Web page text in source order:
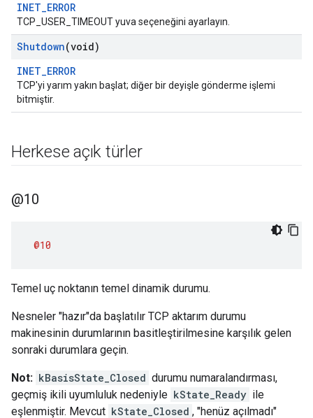
INET_ERROR
TCP_USER_TIMEOUT yuva seçeneğini ayarlayın.
Shutdown(void)
INET_ERROR
TCP'yi yarım yakın başlat; diğer bir deyişle gönderme işlemi
bitmiştir.
Herkese açık türler
@10
@10
Temel uç noktanın temel dinamik durumu.
Nesneler "hazır"da başlatılır TCP aktarım durumu
makinesinin durumlarının basitleştirilmesine karşılık gelen
sonraki durumlara geçin.
Not: kBasisState_Closed durumu numaralandırması,
geçmiş ikili uyumluluk nedeniyle kState_Ready ile
eşlenmiştir. Mevcut kState_Closed , "henüz açılmadı"